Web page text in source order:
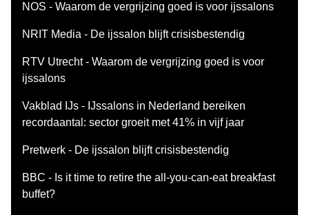
NOS - Waarom de vergrijzing goed is voor ijssalons
NRIT Media - De ijssalon blijft crisisbestendig
RTV Utrecht - Waarom de vergrijzing goed is voor
ijssalons
Vakblad IJs - IJssalons in Nederland bereiken
recordaantal: sector groeit met 41% in vijf jaar
Pretwerk - De ijssalon blijft crisisbestendig
BBC - Is it time to retire the all-you-can-eat breakfast
buffet?